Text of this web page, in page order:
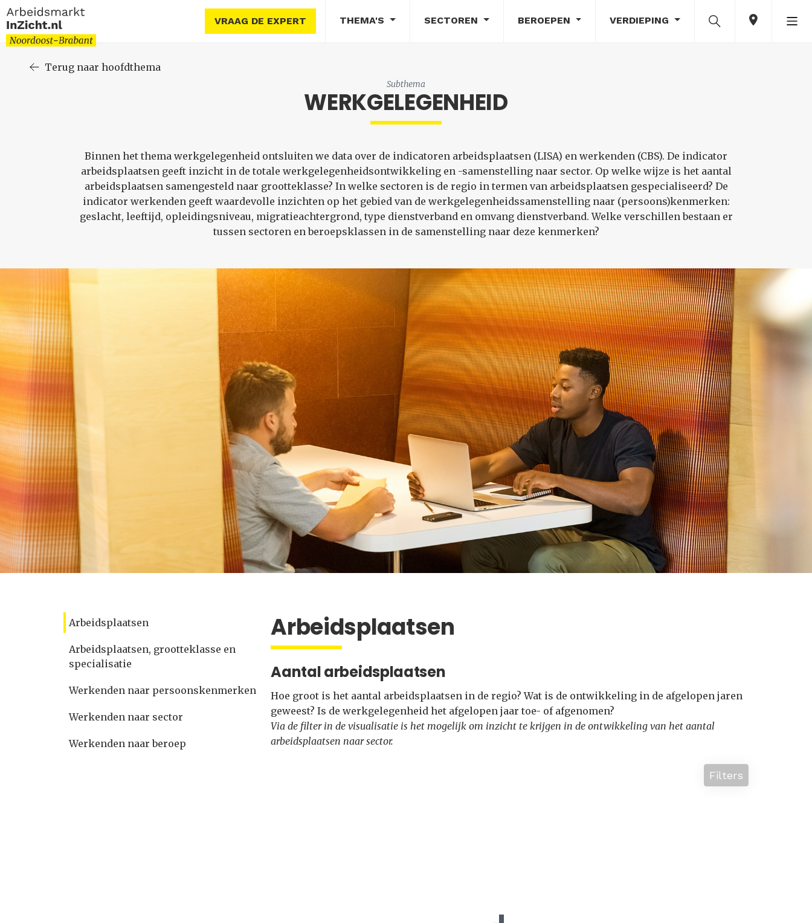
VRAAG DE EXPERT THEMA'S SECTOREN BEROEPEN VERDIEPING
Terug naar hoofdthema
Subthema
WERKGELEGENHEID
Binnen het thema werkgelegenheid ontsluiten we data over de indicatoren arbeidsplaatsen (LISA) en werkenden (CBS). De indicator
arbeidsplaatsen geeft inzicht in de totale werkgelegenheidsontwikkeling en -samenstelling naar sector. Op welke wijze is het aantal
arbeidsplaatsen samengesteld naar grootteklasse? In welke sectoren is de regio in termen van arbeidsplaatsen gespecialiseerd? De
indicator werkenden geeft waardevolle inzichten op het gebied van de werkgelegenheidssamenstelling naar (persoons)kenmerken:
geslacht, leeftijd, opleidingsniveau, migratieachtergrond, type dienstverband en omvang dienstverband. Welke verschillen bestaan er
tussen sectoren en beroepsklassen in de samenstelling naar deze kenmerken?
Arbeidsplaatsen
Arbeidsplaatsen, grootteklasse en
specialisatie
Werkenden naar persoonskenmerken
Werkenden naar sector
Werkenden naar beroep
Arbeidsplaatsen
Aantal arbeidsplaatsen
Hoe groot is het aantal arbeidsplaatsen in de regio? Wat is de ontwikkeling in de afgelopen jaren
geweest? Is de werkgelegenheid het afgelopen jaar toe- of afgenomen?
Via de filter in de visualisatie is het mogelijk om inzicht te krijgen in de ontwikkeling van het aantal
arbeidsplaatsen naar sector.
Filters